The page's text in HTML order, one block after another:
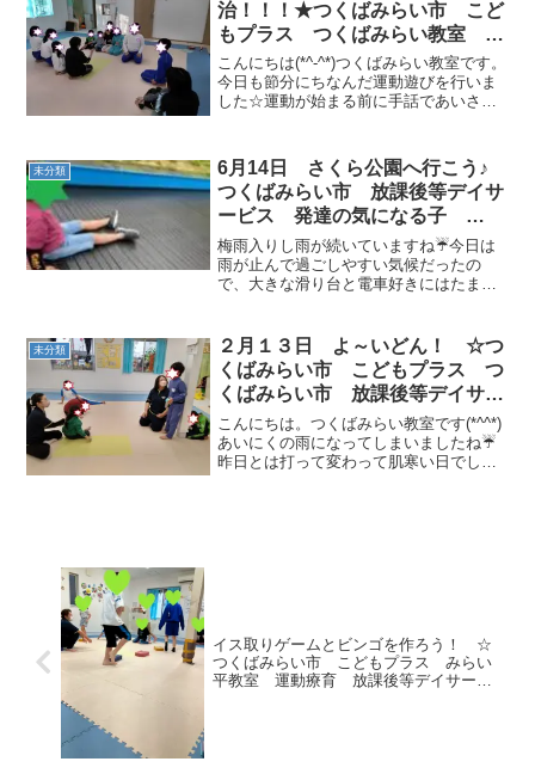
治！！！★つくばみらい市 こど
もプラス つくばみらい教室 運
動療育 放課後等デイサービス
受給者証 運動遊び 発達支援
こんにちは(*^-^*)つくばみらい教室です。
今日も節分にちなんだ運動遊びを行いま
した☆運動が始まる前に手話であいさつ
話を聞いてます♬☆鬼のパンツダンス☆
鬼...
未分類
6月14日 さくら公園へ行こう♪
つくばみらい市 放課後等デイサ
ービス 発達の気になる子
ADHD ダウン症
梅雨入りし雨が続いていますね☔今日は
雨が止んで過ごしやすい気候だったの
で、大きな滑り台と電車好きにはたまら
とを伝えるとみんなニコニコ笑顔☺出発
の前に、始まりの会で今日の...
未分類
２月１３日 よ～いどん！ ☆つ
くばみらい市 こどもプラス つ
くばみらい市 放課後等デイサー
ビス 運動療育 運動遊び 受給
者証
こんにちは。つくばみらい教室です(*^^*)
あいにくの雨になってしまいましたね☔
昨日とは打って変わって肌寒い日でした
イス取りゲームとビンゴを作ろう！ ☆
つくばみらい市 こどもプラス みらい
平教室 運動療育 放課後等デイサービ